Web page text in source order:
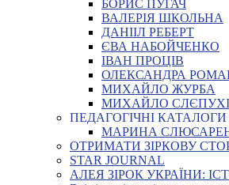
БОРИС ПУГАЧ
ВАЛЕРІЯ ШКОЛЬНА
ДАНІІЛ РЕБЕРТ
ЄВА НАБОЙЧЕНКО
ІВАН ПРОЦІВ
ОЛЕКСАНДРА
МИХАЙЛО ЖУРБА
МИХАЙЛО
ПЕДАГОГІЧНІ КАТАЛОГИ
МАРИНА
ОТРИМАТИ ЗІРКОВУ
STAR JOURNAL
АЛЕЯ ЗІРОК УКРАЇНИ: